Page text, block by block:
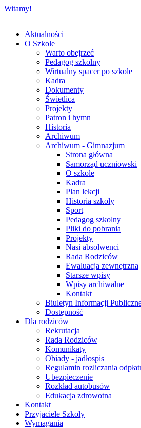
Witamy!
Aktualności
O Szkole
Warto obejrzeć
Pedagog szkolny
Wirtualny spacer po szkole
Kadra
Dokumenty
Świetlica
Projekty
Patron i hymn
Historia
Archiwum
Archiwum - Gimnazjum
Strona główna
Samorząd uczniowski
O szkole
Kadra
Plan lekcji
Historia szkoły
Sport
Pedagog szkolny
Pliki do pobrania
Projekty
Nasi absolwenci
Rada Rodziców
Ewaluacja zewnętrzna
Starsze wpisy
Wpisy archiwalne
Kontakt
Biuletyn Informacji
Dostępność
Dla rodziców
Rekrutacja
Rada Rodziców
Komunikaty
Obiady - jadłospis
Regulamin rozliczania
Ubezpieczenie
Rozkład autobusów
Edukacja zdrowotna
Kontakt
Przyjaciele Szkoły
Wymagania